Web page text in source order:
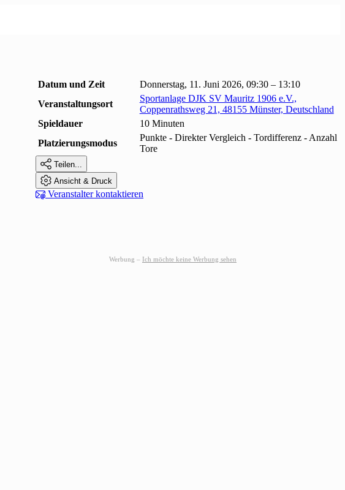
Datum und Zeit
Donnerstag, 11. Juni 2026, 09:30 – 13:10
Veranstaltungsort
Sportanlage DJK SV Mauritz 1906 e.V.,
Coppenrathsweg 21, 48155 Münster, Deutschland
Spieldauer
10 Minuten
Platzierungsmodus
Punkte - Direkter Vergleich - Tordifferenz - Anzahl
Tore
 Teilen...
 Ansicht & Druck
 Veranstalter kontaktieren
Werbung – Ich möchte keine Werbung sehen